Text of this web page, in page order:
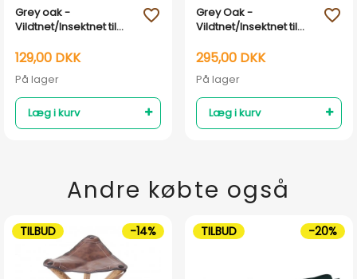
Grey oak -
Vildtnet/Insektnet til
129,00 DKK
På lager
Læg i kurv
favorite_outline
Grey Oak -
Vildtnet/Insektnet til
295,00 DKK
På lager
Læg i kurv
favorite_outline
Andre købte også
TILBUD -14% TILBUD -20%